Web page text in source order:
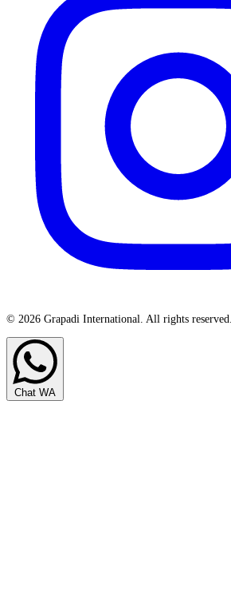
© 2026 Grapadi International. All rights reserved.
Chat WA